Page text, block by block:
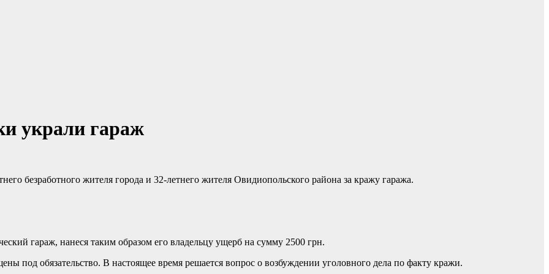
украли гараж
безработного жителя города и 32-летнего жителя Овидиопольского района за кражу гаража.
гараж, нанеся таким образом его владельцу ущерб на сумму 2500 грн.
под обязательство. В настоящее время решается вопрос о возбуждении уголовного дела по факту кражи.